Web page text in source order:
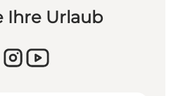
Ihre Urlaub